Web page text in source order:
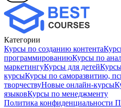
Категории
Курсы по созданию контента
программированиюКурсы по
маркетингуКурсы для детей
курсыКурсы по саморазвитию,
творчествуНовые онлайн‑курсы
языковКурсы по менеджменту
Политика конфиденциальности